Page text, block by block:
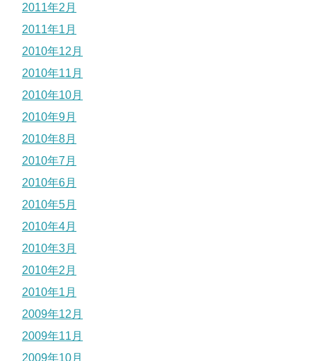
2011年2月
2011年1月
2010年12月
2010年11月
2010年10月
2010年9月
2010年8月
2010年7月
2010年6月
2010年5月
2010年4月
2010年3月
2010年2月
2010年1月
2009年12月
2009年11月
2009年10月